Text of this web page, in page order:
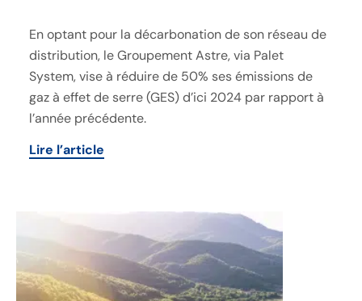
En optant pour la décarbonation de son réseau de
distribution, le Groupement Astre, via Palet
System, vise à réduire de 50% ses émissions de
gaz à effet de serre (GES) d’ici 2024 par rapport à
l’année précédente.
Lire l’article